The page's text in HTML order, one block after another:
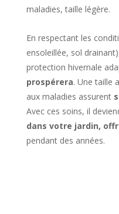
maladies, taille légère.
En respectant les
ensoleillée, sol
protection hivernale
prospérera. Une taille
aux maladies assurent
Avec ces soins, il
dans votre jardin,
pendant des années.